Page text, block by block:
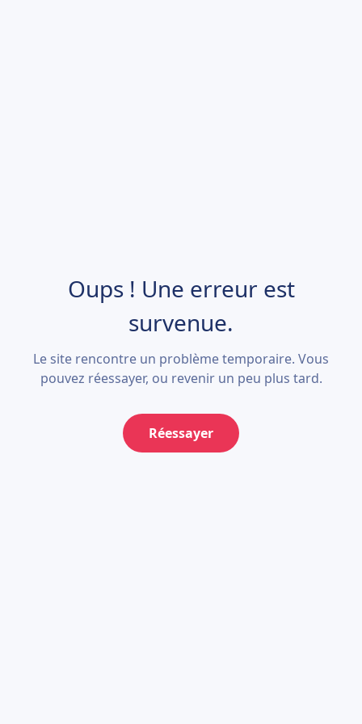
Oups ! Une erreur est
survenue.
Le site rencontre un problème temporaire. Vous
pouvez réessayer, ou revenir un peu plus tard.
Réessayer